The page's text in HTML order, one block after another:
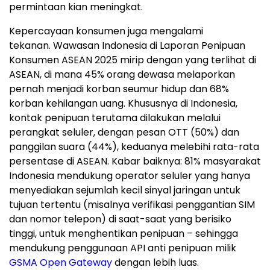
permintaan kian meningkat.
Kepercayaan konsumen juga mengalami
tekanan. Wawasan Indonesia di Laporan Penipuan
Konsumen ASEAN 2025 mirip dengan yang terlihat di
ASEAN, di mana 45% orang dewasa melaporkan
pernah menjadi korban seumur hidup dan 68%
korban kehilangan uang. Khususnya di Indonesia,
kontak penipuan terutama dilakukan melalui
perangkat seluler, dengan pesan OTT (50%) dan
panggilan suara (44%), keduanya melebihi rata-rata
persentase di ASEAN. Kabar baiknya: 81% masyarakat
Indonesia mendukung operator seluler yang hanya
menyediakan sejumlah kecil sinyal jaringan untuk
tujuan tertentu (misalnya verifikasi penggantian SIM
dan nomor telepon) di saat-saat yang berisiko
tinggi, untuk menghentikan penipuan – sehingga
mendukung penggunaan API anti penipuan milik
GSMA Open Gatewaydengan lebih luas.